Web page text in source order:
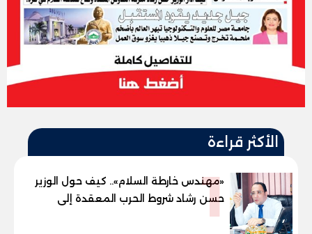
الأكثر قراءة
1
«مهندس خارطة السلام».. كيف حول الوزير
حسن رشاد شروط الحرب المعقدة إلى
"خارطة طريق" للانسحاب والإعمار؟